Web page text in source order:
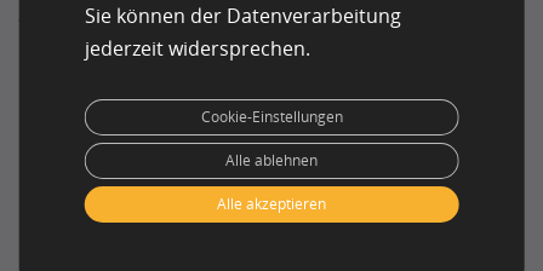
Audio-Datenerhebung der Schlüssel zur Generierung
hochwertiger Datensätze für das KI-Training.
Erfolgreiche Creative
Crowdsourcing-
Kampagnen
Sie können der Datenverarbeitung
jederzeit widersprechen.
Alle akzeptieren
Alle ablehnen
Cookie-Einstellungen